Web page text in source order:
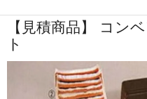
【見積商品】 コン
ト